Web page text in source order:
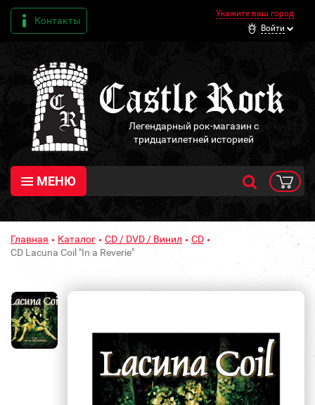
Контакты
Укажите ваш город
Войти
Легендарный рок-магазин с
тридцатилетней историей
МЕНЮ
Главная Каталог CD / DVD / Винил
CD
CD Lacuna Coil "In a Reverie"